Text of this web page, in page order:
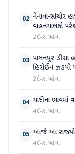
02 નેનાવા-સાંચોર
વાહનચાલકો
2 દિવસ પહેલા
03 પાલનપુર-ડીસા
હિરોઈન ઝડપી
2 દિવસ પહેલા
04 ચાંદીના ભાવમાં
4 દિવસ પહેલા
05 આજે આ
4 દિવસ પહેલા